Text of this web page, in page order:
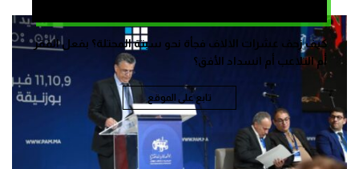
كيف زحف عشرات الالاف فجأة نحو سبتة المحتلة؟ بفعل الفقر
أم التلاعب أم انسداد الأفق؟
تابع على الموقع